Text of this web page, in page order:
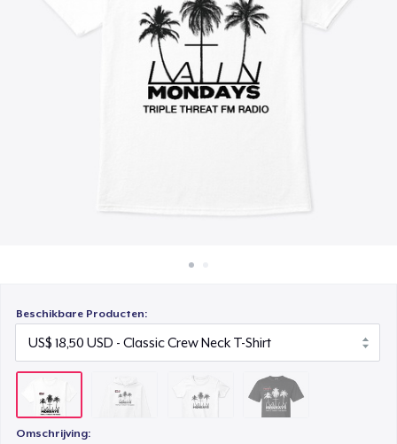
Verkoop overal
Verkoop alles
Beschikbare Producten:
Omschrijving:
Women's Classic Tee
US$ 18,00
US$ 20,99